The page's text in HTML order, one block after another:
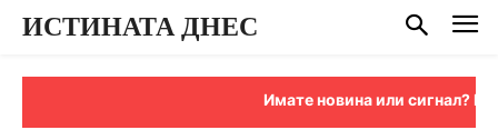
ИСТИНАТА ДНЕС
Имате новина или сигнал?